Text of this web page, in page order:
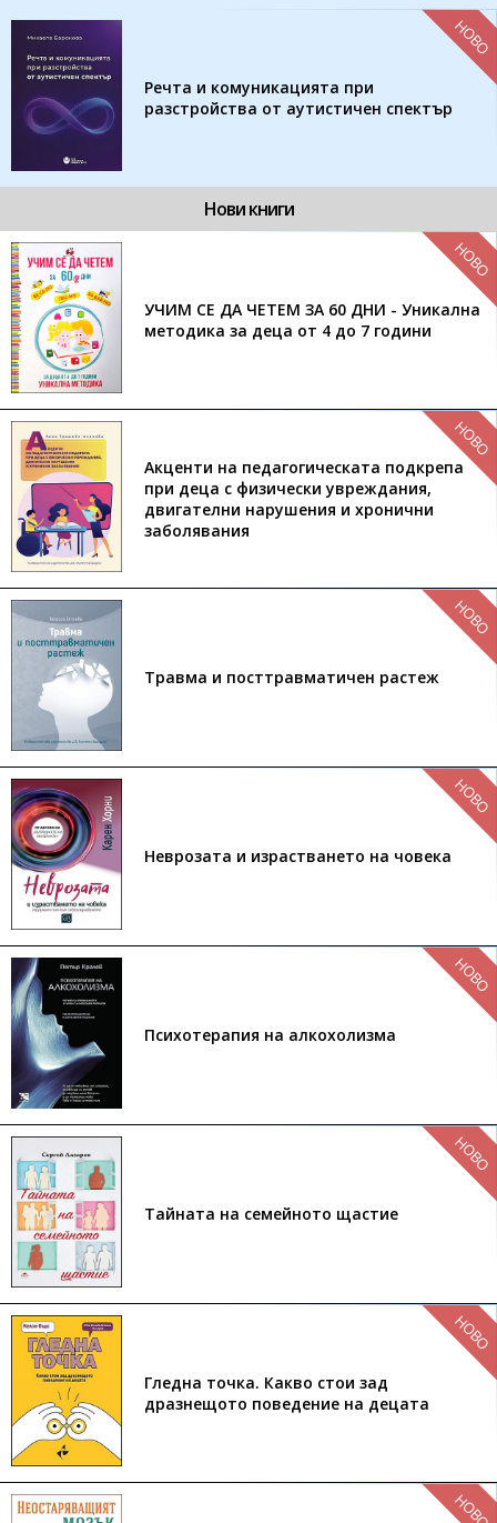
Речта и комуникацията при
разстройства от аутистичен спектър
НОВО
Нови книги
УЧИМ СЕ ДА ЧЕТЕМ ЗА 60 ДНИ - Уникална
методика за деца от 4 до 7 години
НОВО
Акценти на педагогическата подкрепа
при деца с физически увреждания,
двигателни нарушения и хронични
заболявания
НОВО
Травма и посттравматичен растеж
НОВО
Неврозата и израстването на човека
НОВО
Психотерапия на алкохолизма
НОВО
Тайната на семейното щастие
НОВО
Гледна точка. Какво стои зад
дразнещото поведение на децата
НОВО
НОВО